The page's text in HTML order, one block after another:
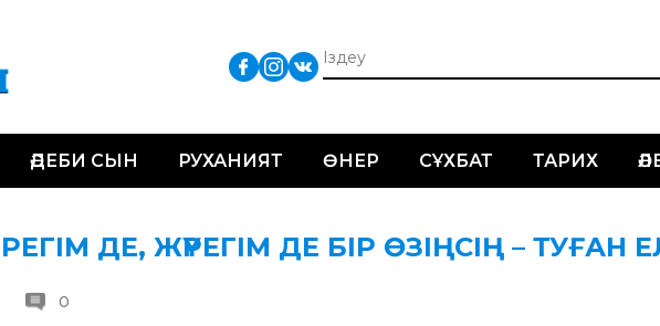
ӘДЕБИ СЫН РУХАНИЯТ ӨНЕР СҰХБАТ ТАРИХ
ДЕ, ЖҮРЕГІМ ДЕ БІР ӨЗІҢСІҢ – ТУҒАН
0